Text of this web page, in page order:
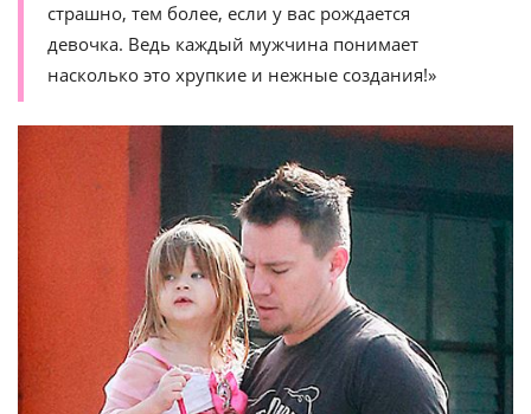
страшно, тем более, если у вас рождается
девочка. Ведь каждый мужчина понимает
насколько это хрупкие и нежные создания!»